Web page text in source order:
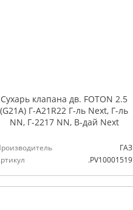
Сухарь клапана дв. FOTON 2.5
(G21A) Г-А21R22 Г-ль Next, Г-ль
NN, Г-2217 NN, В-дай Next
ГАЗ
.РV10001519